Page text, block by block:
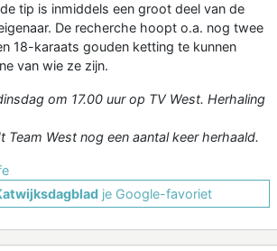
tip is inmiddels een groot deel van de
De recherche hoopt o.a. nog twee
18-karaats gouden ketting te kunnen
van wie ze zijn.
om 17.00 uur op TV West. Herhaling
West nog een aantal keer herhaald.
je Google-favoriet